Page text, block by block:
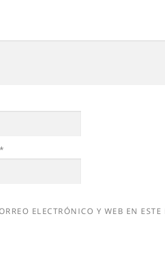
*
ELECTRÓNICO Y WEB EN